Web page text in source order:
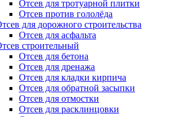
Отсев для тротуарной плитки
Отсев против гололёда
для дорожного строительства
Отсев для асфальта
строительный
Отсев для бетона
Отсев для дренажа
Отсев для кладки кирпича
Отсев для обратной засыпки
Отсев для отмостки
Отсев для расклинцовки